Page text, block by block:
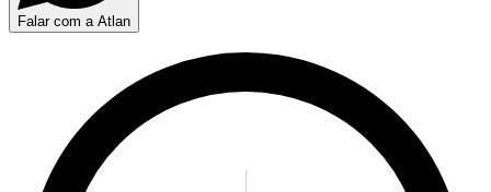
Falar com a Atlan